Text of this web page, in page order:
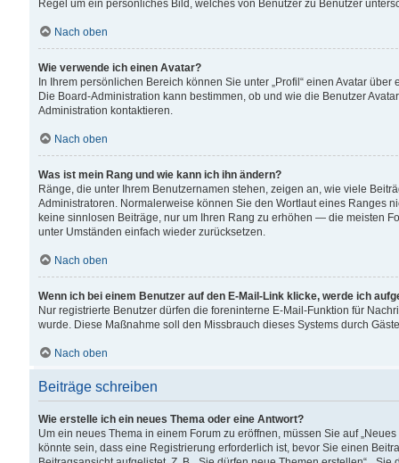
Regel um ein persönliches Bild, welches von Benutzer zu Benutzer
Nach oben
Wie verwende ich einen Avatar?
In Ihrem persönlichen Bereich können Sie unter „Profil“ einen Avatar
Die Board-Administration kann bestimmen, ob und wie die Benutzer
Administration kontaktieren.
Nach oben
Was ist mein Rang und wie kann ich ihn ändern?
Ränge, die unter Ihrem Benutzernamen stehen, zeigen an, wie viele
Administratoren. Normalerweise können Sie den Wortlaut eines Ranges
keine sinnlosen Beiträge, nur um Ihren Rang zu erhöhen — die meisten
unter Umständen einfach wieder zurücksetzen.
Nach oben
Wenn ich bei einem Benutzer auf den E-Mail-Link klicke, werde ich
Nur registrierte Benutzer dürfen die foreninterne E-Mail-Funktion für
wurde. Diese Maßnahme soll den Missbrauch dieses Systems durch
Nach oben
Beiträge schreiben
Wie erstelle ich ein neues Thema oder eine Antwort?
Um ein neues Thema in einem Forum zu eröffnen, müssen Sie auf
könnte sein, dass eine Registrierung erforderlich ist, bevor Sie einen